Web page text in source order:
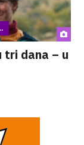
dana – u